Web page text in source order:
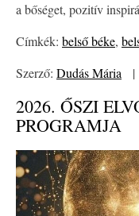
a bőséget, pozitív
Címkék: belső béke,
Szerző: Dudás Mária |
2026. ŐSZI
PROGRAMJA